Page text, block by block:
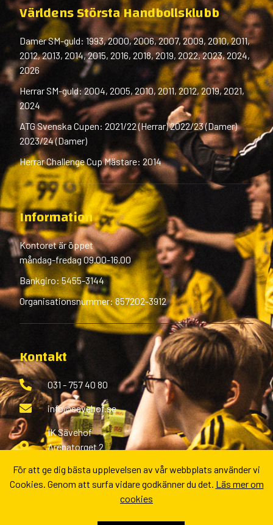
Världens Största Handbollsklubb
Damer SM-guld: 1993, 2000, 2006, 2007, 2009, 2010, 2011,
2012, 2013, 2014, 2015, 2016, 2018, 2019, 2022, 2023, 2024,
2026
Herrar SM-guld: 2004, 2005, 2010, 2011, 2012, 2019, 2021,
2024
ATG Svenska Cupen: 2021/22 (Herrar) 2022/23 (Damer)
2023/24 (Damer)
Herrar Challenge Cup Mästare: 2014
Information
Kontoret är öppet
måndag-fredag 09.00-16.00
Bankgiro: 5455-3144
Organisationsnummer: 857202-3912
Kontakt
031 - 757 40 80
info@savehof.se
IK Sävehof
Arenatorget 2
Fler kontaktvägar
För att ge dig bästa upplevelsen av vår webbplats använder vi
Cookies. Genom att surfa vidare godkänner du det. Läs mer om
cookies